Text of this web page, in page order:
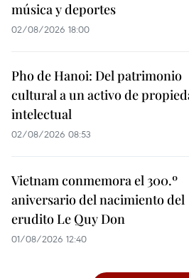
música y deportes
02/08/2026 18:00
Pho de Hanoi: Del patrimonio
cultural a un activo de
intelectual
02/08/2026 08:53
Vietnam conmemora el 300.º
aniversario del nacimiento del
erudito Le Quy Don
01/08/2026 12:40